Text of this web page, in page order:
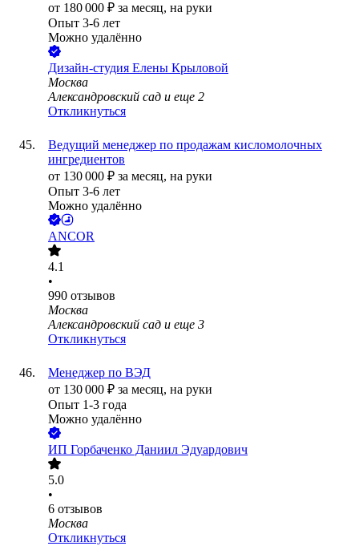
от 180 000 ₽ за месяц, на руки
Опыт 3-6 лет
Можно удалённо
Дизайн-студия Елены Крыловой
Москва
Александровский сад и еще 2
Откликнуться
Ведущий менеджер по продажам кисломолочных
ингредиентов
от 130 000 ₽ за месяц, на руки
Опыт 3-6 лет
Можно удалённо
ANCOR
4.1
•
990 отзывов
Москва
Александровский сад и еще 3
Откликнуться
Менеджер по ВЭД
от 130 000 ₽ за месяц, на руки
Опыт 1-3 года
Можно удалённо
ИП Горбаченко Даниил Эдуардович
5.0
•
6 отзывов
Москва
Откликнуться